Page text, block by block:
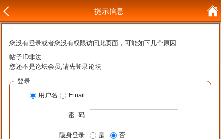
提示信息
您没有登录或者您没有权限访问此页面，可能如下几个原因:
帖子ID非法
您还不是论坛会员,请先登录论坛
登录
用户名
Email
密 码
隐身登录 是 否